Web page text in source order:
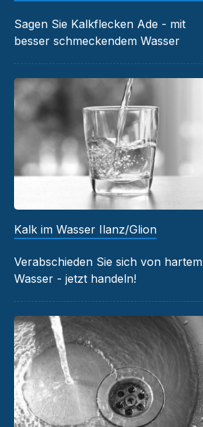
Sagen Sie Kalkflecken Ade - mit
besser schmeckendem Wasser
Kalk im Wasser Ilanz/Glion
Verabschieden Sie sich von hartem
Wasser - jetzt handeln!